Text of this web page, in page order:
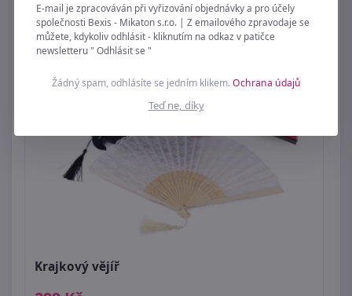
Krajkový vějíř
E-mail je zpracováván při vyřizování objednávky a pro účely
společnosti Bexis - Mikaton s.r.o. | Z emailového zpravodaje se
můžete, kdykoliv odhlásit - kliknutím na odkaz v patičce
newsletteru " Odhlásit se "
Žádný spam, odhlásíte se jedním klikem.Ochrana údajů
Teď ne, díky